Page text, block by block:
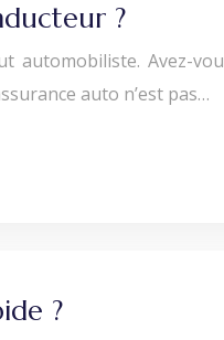
?
Avez-
auto n’est pas…
?